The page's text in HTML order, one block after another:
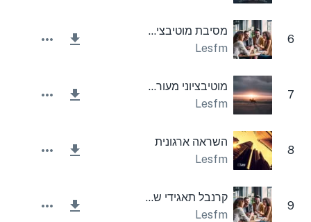
6
מסיבת מוטיבציה שמחה
Lesfm
7
מוטיבציוני מעורר השראה מרומם תאגיד
Lesfm
8
השראה ארגונית
Lesfm
9
קרנבל תאגידי שמח
Lesfm